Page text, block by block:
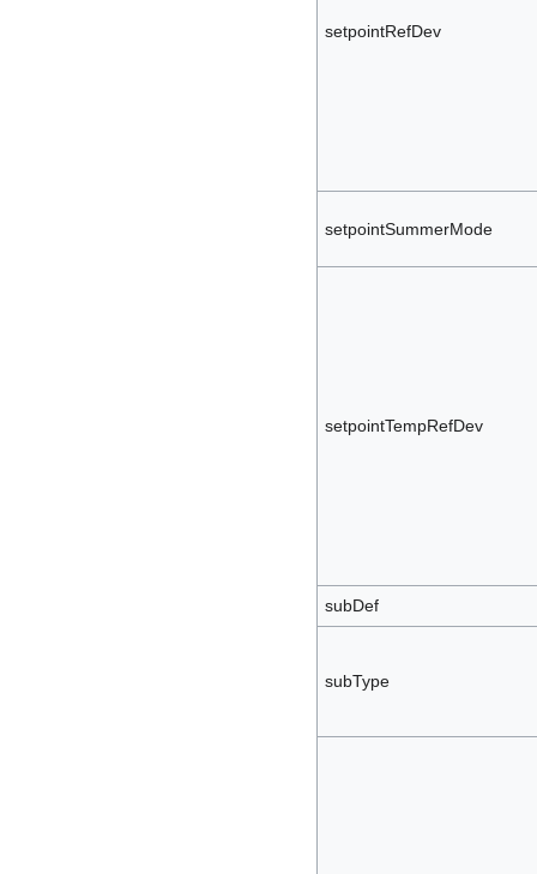
setpointRefDev
setpointSummerMode
setpointTempRefDev
subDef
subType